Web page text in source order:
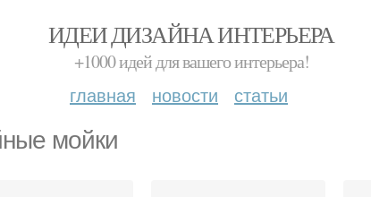
ИДЕИ ДИЗАЙНА ИНТЕРЬЕРА
+1000 идей для вашего интерьера!
главная новости статьи
мойки